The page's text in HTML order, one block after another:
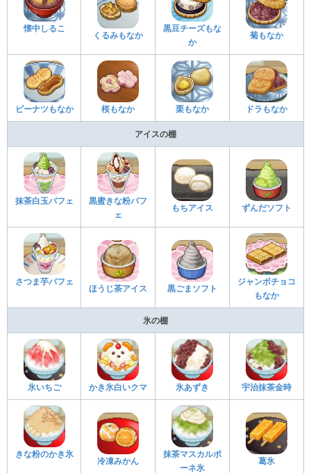
懐中しるこ
くるみもなか
黒豆チーズもな
か
菊もなか
ピーナツもなか 桜もなか 栗もなか ドラもなか
アイスの棚
抹茶白玉パフェ
黒蜜きな粉パフ
ェ
もちアイス ずんだソフト
さつま芋パフェ
ほうじ茶アイス
黒ごまソフト
ジャンボチョコ
もなか
氷の棚
氷いちご かき氷白いクマ 氷あずき 宇治抹茶金時
きな粉のかき氷
冷凍みかん
抹茶マスカルポ
ーネ氷
葛氷